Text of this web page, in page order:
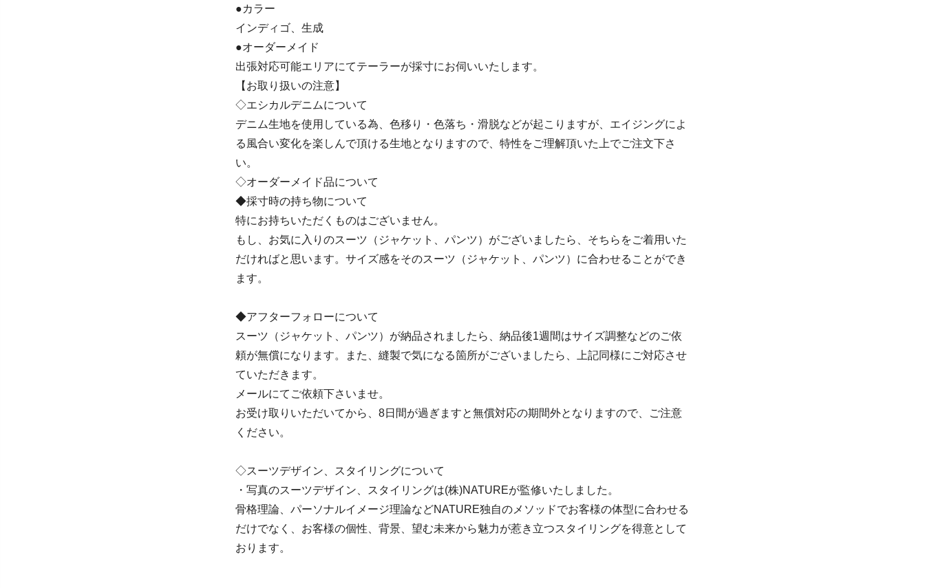
●カラー
インディゴ、生成
●オーダーメイド
出張対応可能エリアにてテーラーが採寸にお伺いいたします。
【お取り扱いの注意】
◇エシカルデニムについて
デニム生地を使用している為、色移り・色落ち・滑脱などが起こりますが、エイジングによ
る風合い変化を楽しんで頂ける生地となりますので、特性をご理解頂いた上でご注文下さ
い。
◇オーダーメイド品について
◆採寸時の持ち物について
特にお持ちいただくものはございません。
もし、お気に入りのスーツ（ジャケット、パンツ）がございましたら、そちらをご着用いた
だければと思います。サイズ感をそのスーツ（ジャケット、パンツ）に合わせることができ
ます。
◆アフターフォローについて
スーツ（ジャケット、パンツ）が納品されましたら、納品後1週間はサイズ調整などのご依
頼が無償になります。また、縫製で気になる箇所がございましたら、上記同様にご対応させ
ていただきます。
メールにてご依頼下さいませ。
お受け取りいただいてから、8日間が過ぎますと無償対応の期間外となりますので、ご注意
ください。
◇スーツデザイン、スタイリングについて
・写真のスーツデザイン、スタイリングは(株)NATUREが監修いたしました。
骨格理論、パーソナルイメージ理論などNATURE独自のメソッドでお客様の体型に合わせる
だけでなく、お客様の個性、背景、望む未来から魅力が惹き立つスタイリングを得意として
おります。